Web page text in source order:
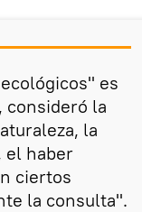
es
consideró la
la
el haber
ciertos
la consulta".